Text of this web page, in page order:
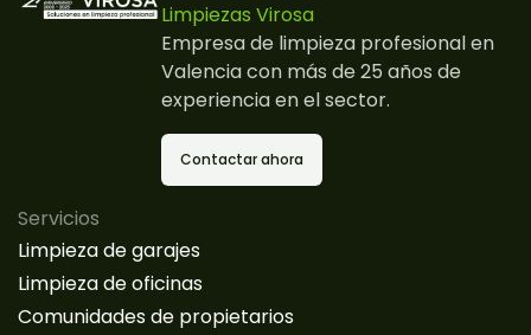
Limpiezas Virosa
Empresa de limpieza profesional en
Valencia con más de 25 años de
experiencia en el sector.
Contactar ahora
Servicios
Limpieza de garajes
Limpieza de oficinas
Comunidades de propietarios